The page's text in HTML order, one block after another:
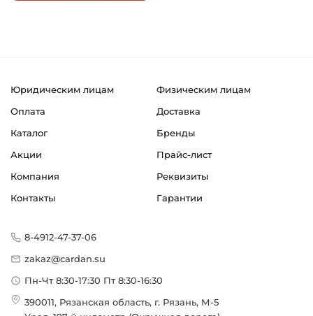
Юридическим лицам
Физическим лицам
Оплата
Доставка
Каталог
Бренды
Акции
Прайс-лист
Компания
Реквизиты
Контакты
Гарантии
8-4912-47-37-06
zakaz@cardan.su
Пн-Чт 8:30-17:30 Пт 8:30-16:30
390011, Рязанская область, г. Рязань, М-5